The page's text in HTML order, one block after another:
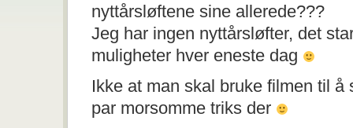
nyttårsløftene sine allerede???
Jeg har ingen nyttårsløfter, det
muligheter hver eneste dag
Ikke at man skal bruke filmen til å
par morsomme triks der